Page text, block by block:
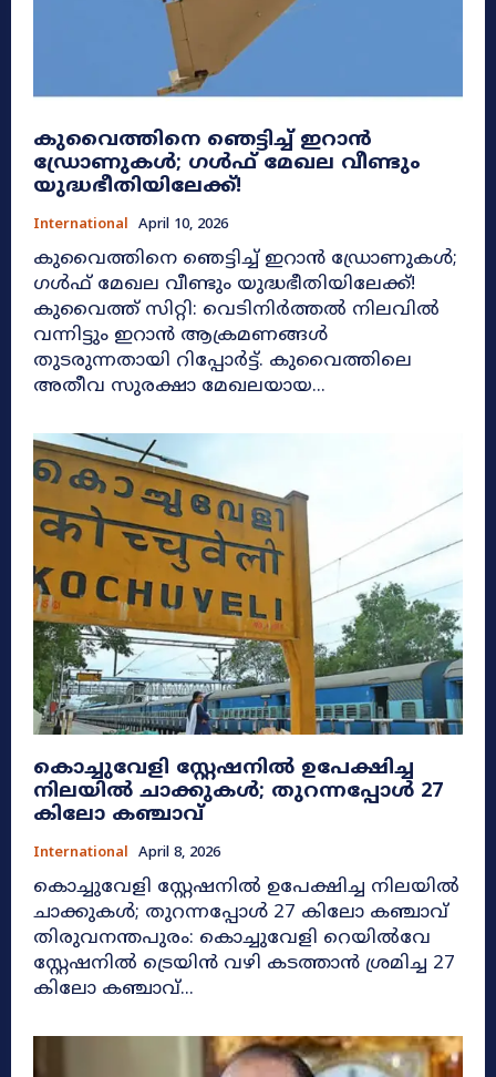
കുവൈത്തിനെ ഞെട്ടിച്ച് ഇറാൻ
ഡ്രോണുകൾ; ഗൾഫ് മേഖല വീണ്ടും
യുദ്ധഭീതിയിലേക്ക്!
International April 10, 2026
കുവൈത്തിനെ ഞെട്ടിച്ച് ഇറാൻ ഡ്രോണുകൾ;
ഗൾഫ് മേഖല വീണ്ടും യുദ്ധഭീതിയിലേക്ക്!
കുവൈത്ത് സിറ്റി: വെടിനിർത്തൽ നിലവിൽ
വന്നിട്ടും ഇറാൻ ആക്രമണങ്ങൾ
തുടരുന്നതായി റിപ്പോർട്ട്. കുവൈത്തിലെ
അതീവ സുരക്ഷാ മേഖലയായ...
കൊച്ചുവേളി സ്റ്റേഷനില്‍ ഉപേക്ഷിച്ച
നിലയില്‍ ചാക്കുകൾ; തുറന്നപ്പോൾ 27
കിലോ കഞ്ചാവ്
International April 8, 2026
കൊച്ചുവേളി സ്റ്റേഷനില്‍ ഉപേക്ഷിച്ച നിലയില്‍
ചാക്കുകൾ; തുറന്നപ്പോൾ 27 കിലോ കഞ്ചാവ്
തിരുവനന്തപുരം: കൊച്ചുവേളി റെയിൽവേ
സ്റ്റേഷനിൽ ട്രെയിൻ വഴി കടത്താൻ ശ്രമിച്ച 27
കിലോ കഞ്ചാവ്...